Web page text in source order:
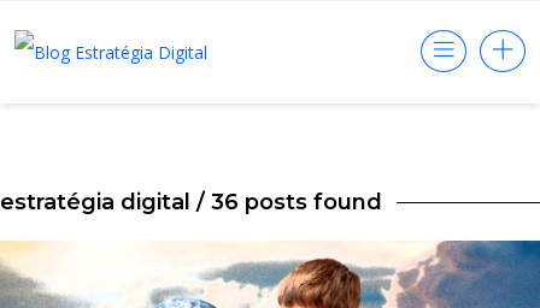
estratégia digital / 36 posts found